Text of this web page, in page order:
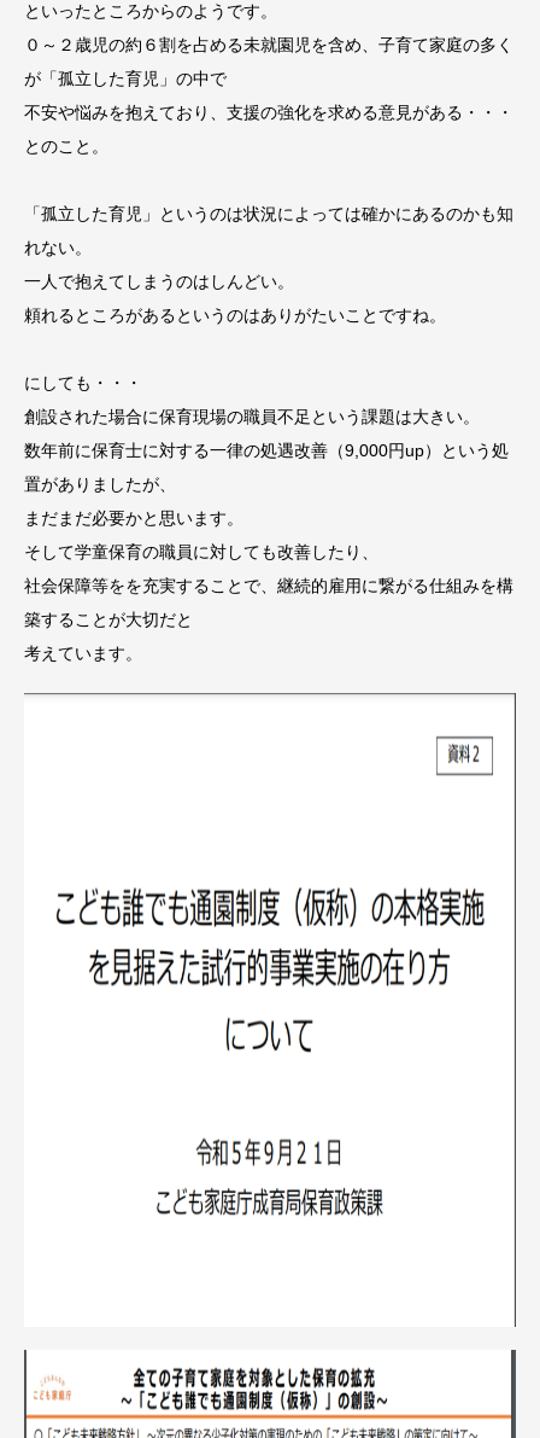
といったところからのようです。
０～２歳児の約６割を占める未就園児を含め、子育て家庭の多く
が「孤立した育児」の中で
不安や悩みを抱えており、支援の強化を求める意見がある・・・
とのこと。
「孤立した育児」というのは状況によっては確かにあるのかも知
れない。
一人で抱えてしまうのはしんどい。
頼れるところがあるというのはありがたいことですね。
にしても・・・
創設された場合に保育現場の職員不足という課題は大きい。
数年前に保育士に対する一律の処遇改善（9,000円up）という処
置がありましたが、
まだまだ必要かと思います。
そして学童保育の職員に対しても改善したり、
社会保障等をを充実することで、継続的雇用に繋がる仕組みを構
築することが大切だと
考えています。